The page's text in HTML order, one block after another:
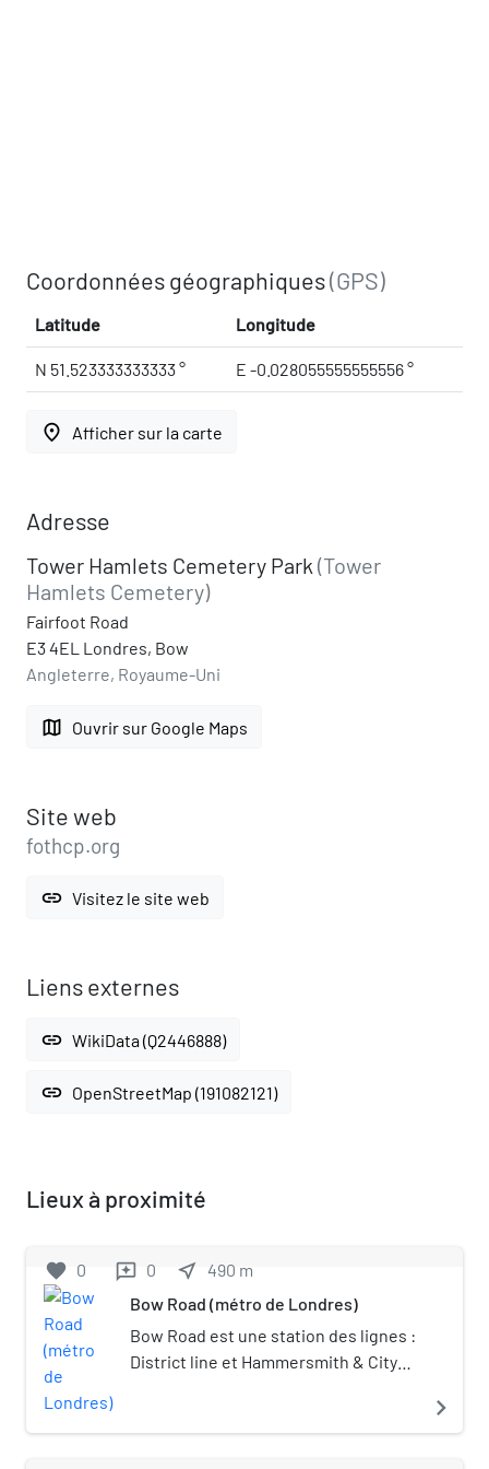
Coordonnées géographiques(GPS)
Latitude Longitude
N 51.523333333333 ° E -0.028055555555556 °
place Afficher sur la carte
Adresse
Tower Hamlets Cemetery Park (Tower
Hamlets Cemetery)
Fairfoot Road
E3 4EL Londres, Bow
Angleterre, Royaume-Uni
map Ouvrir sur Google Maps
Site web
fothcp.org
link Visitez le site web
Liens externes
link WikiData (Q2446888)
link OpenStreetMap (191082121)
Lieux à proximité
favorite 0 reviews 0 near_me 490 m
Bow Road (métro de Londres)
Bow Road est une station des lignes :
District line et Hammersmith & City
sur le territoire du Borough
navigate_next